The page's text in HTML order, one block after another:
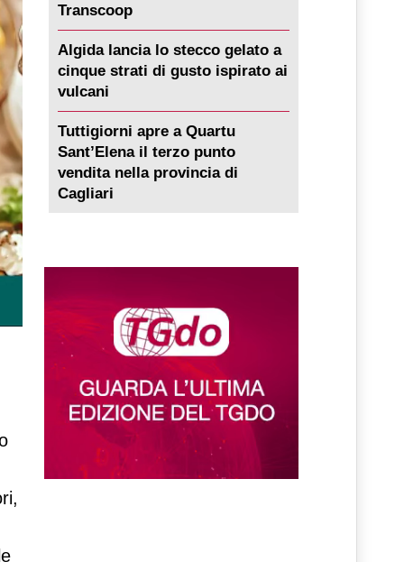
Transcoop
Algida lancia lo stecco gelato a
cinque strati di gusto ispirato ai
vulcani
Tuttigiorni apre a Quartu
Sant’Elena il terzo punto
vendita nella provincia di
Cagliari